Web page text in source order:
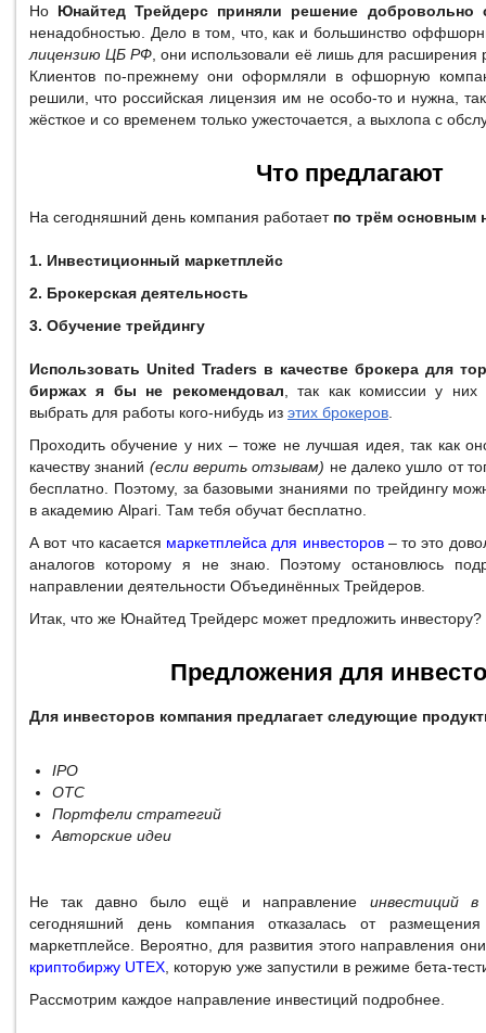
Но Юнайтед Трейдерс приняли решение добровольно
ненадобностью. Дело в том, что, как и большинство
лицензию ЦБ РФ , они использовали её лишь для
Клиентов по-прежнему они оформляли в офшорную
решили, что российская лицензия им не особо-то и нужна,
жёсткое и со временем только ужесточается, а выхлопа с
Что предлагают
На сегодняшний день компания работает по трём основным
1. Инвестиционный маркетплейс
2. Брокерская деятельность
3. Обучение трейдингу
Использовать United Traders в качестве брокера для
биржах я бы не рекомендовал , так как комиссии у
выбрать для работы кого-нибудь из этих брокеров
Проходить обучение у них – тоже не лучшая идея, так как
качеству знаний (если верить отзывам) не далеко ушло от
бесплатно. Поэтому, за базовыми знаниями по трейдингу
в академию Alpari. Там тебя обучат бесплатно.
А вот что касается маркетплейса для инвесторов– то это
аналогов которому я не знаю. Поэтому остановлюсь
направлении деятельности Объединённых Трейдеров.
Итак, что же Юнайтед Трейдерс может предложить инвестору?
Предложения для
Для инвесторов компания предлагает следующие
IPO
OTC
Портфели стратегий
Авторские идеи
Не так давно было ещё и направление инвестиций
сегодняшний день компания отказалась от
маркетплейсе. Вероятно, для развития этого направления
криптобиржу UTEX , которую уже запустили в режиме бета-
Рассмотрим каждое направление инвестиций подробнее.